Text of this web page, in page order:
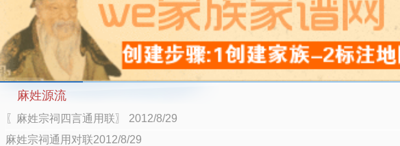
麻姓源流
〖麻姓宗祠四言通用联〗 2012/8/29
麻姓宗祠通用对联2012/8/29